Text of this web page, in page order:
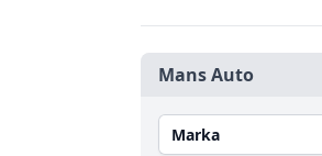
Mans Auto
Marka